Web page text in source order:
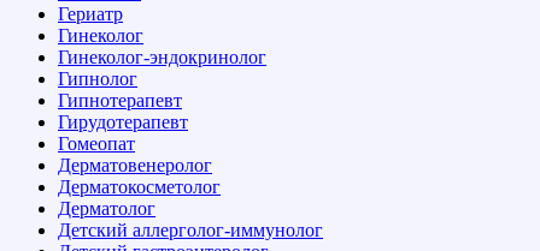
Гериатр
Гинеколог
Гинеколог-эндокринолог
Гипнолог
Гипнотерапевт
Гирудотерапевт
Гомеопат
Дерматовенеролог
Дерматокосметолог
Дерматолог
Детский аллерголог-иммунолог